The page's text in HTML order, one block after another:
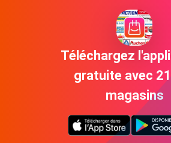
Téléchargez
gratuite avec
magasins